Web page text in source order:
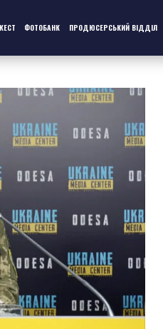
ФОТОБАНК ПРОДЮСЕРСЬКИЙ ВІДДІЛ